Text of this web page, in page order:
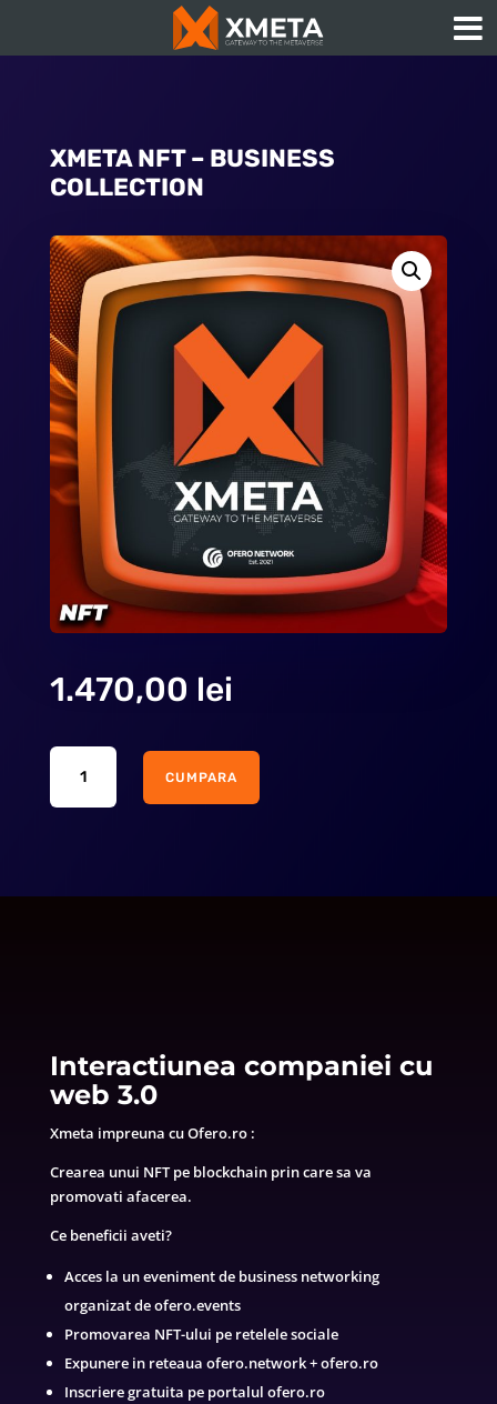
XMETA NFT – BUSINESS
COLLECTION
1.470,00 lei
XMETA
–
CUMPARA
Interactiunea companiei cu
web 3.0
Xmeta impreuna cu Ofero.ro :
Crearea unui NFT pe blockchain prin care sa va
promovati afacerea.
Ce beneficii aveti?
Acces la un eveniment de business networking
organizat de ofero.events
Promovarea NFT-ului pe retelele sociale
Expunere in reteaua ofero.network + ofero.ro
Inscriere gratuita pe portalul ofero.ro